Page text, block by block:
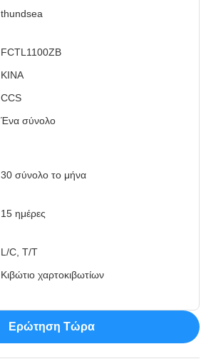
thundsea
FCTL1100ZB
ΚΙΝΑ
CCS
Ένα σύνολο
30 σύνολο το μήνα
15 ημέρες
L/C, T/T
Κιβώτιο χαρτοκιβωτίων
Ερώτηση Τώρα